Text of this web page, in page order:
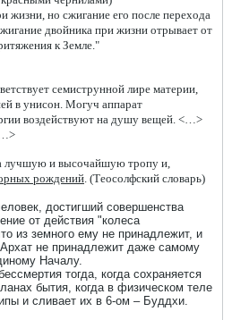
жизни, но сжигание его после перехода
двойника при жизни отрывает от
к Земле."
семиструнной лире материи,
в унисон. Могуч аппарат
воздействуют на душу вещей. <…>
лучшую и высочайшую тропу и,
рождений. (Теосолфский словарь)
достигший совершенства
от действия "колеса
из земного ему не принадлежит, и
не принадлежит даже самому
Началу.
тогда, когда сохраняется
бытия, когда в физическом теле
и сливает их в 6-ом – Буддхи.